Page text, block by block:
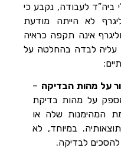
ביה”ד לעבודה, נקבע כי
לא הייתה מודעת
אינה תקפה כראיה
עליה לבדה בהחלטה על
על מהות הבדיקה –
על מהות בדיקת
המהימנות שלה או
במיוחד, לא
להסכים לבדיקה.